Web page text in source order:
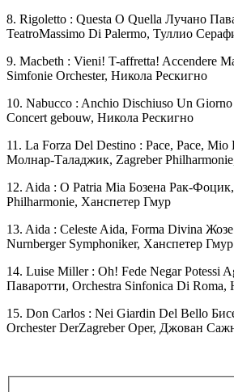
8. Rigoletto : Questa O Quella Лучано
TeatroMassimo Di Palermo, Туллио
9. Macbeth : Vieni! T-affretta! Accendere
Simfonie Orchester, Никола Рескигно
10. Nabucco : Anchio Dischiuso Un
Concert gebouw, Никола Рескигно
11. La Forza Del Destino : Pace, Pace,
Молнар-Таладжик, Zagreber
12. Aida : O Patria Mia Бозена Рак-
Philharmonie, Ханспетер Гмур
13. Aida : Celeste Aida, Forma Divina
Nurnberger Symphoniker, Ханспетер Гмур
14. Luise Miller : Oh! Fede Negar Potessi
Паваротти, Orchestra Sinfonica Di Roma,
15. Don Carlos : Nei Giardin Del Bello
Orchester DerZagreber Oper, Джован